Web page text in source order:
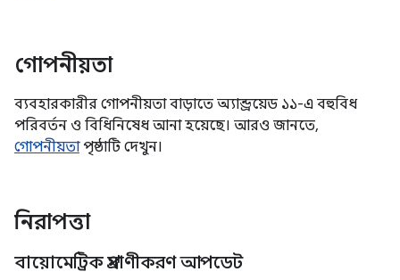
গোপনীয়তা
ব্যবহারকারীর গোপনীয়তা বাড়াতে অ্যান্ড্রয়েড ১১-এ বহুবিধ
পরিবর্তন ও বিধিনিষেধ আনা হয়েছে। আরও জানতে,
গোপনীয়তাপৃষ্ঠাটি দেখুন।
নিরাপত্তা
বায়োমেট্রিক প্রমাণীকরণ আপডেট